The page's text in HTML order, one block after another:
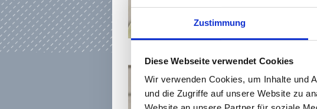
Zustimmung
Diese Webseite verwendet Cookies
Wir verwenden Cookies, um Inhalte und
und die Zugriffe auf unsere Website zu
i.delodovici@
Paribhasha Sandra Steitz-Andel
Pädagogische Koordination -